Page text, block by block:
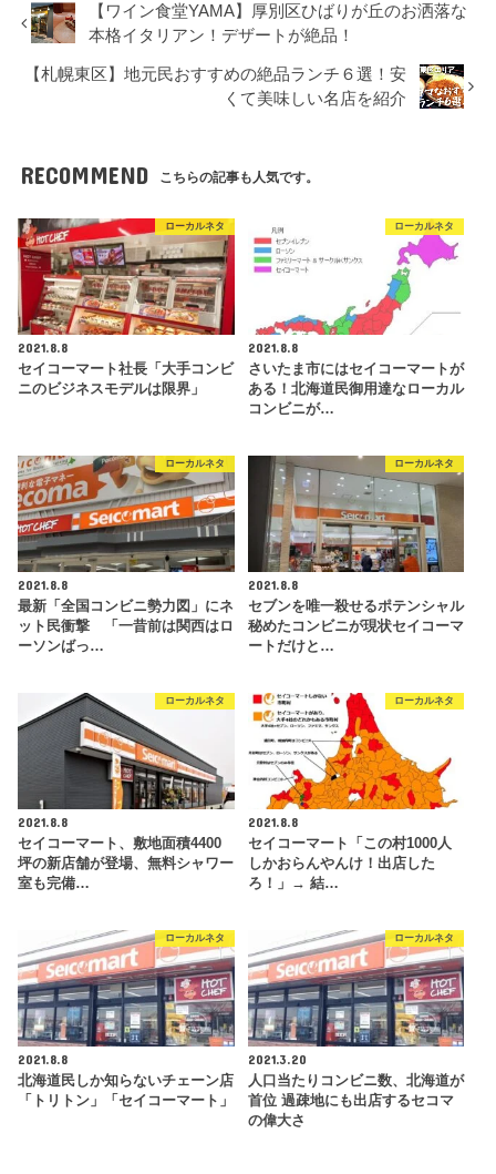
【ワイン食堂YAMA】厚別区ひばりが丘のお洒落な
本格イタリアン！デザートが絶品！
【札幌東区】地元民おすすめの絶品ランチ６選！安
くて美味しい名店を紹介
RECOMMEND こちらの記事も人気です。
ローカルネタ
2021.8.8
セイコーマート社長「大手コンビ
ニのビジネスモデルは限界」
ローカルネタ
2021.8.8
さいたま市にはセイコーマートが
ある！北海道民御用達なローカル
コンビニが…
ローカルネタ
2021.8.8
最新「全国コンビニ勢力図」にネ
ット民衝撃 「一昔前は関西はロ
ーソンばっ…
ローカルネタ
2021.8.8
セブンを唯一殺せるポテンシャル
秘めたコンビニが現状セイコーマ
ートだけと…
ローカルネタ
2021.8.8
セイコーマート、敷地面積4400
坪の新店舗が登場、無料シャワー
室も完備…
ローカルネタ
2021.8.8
セイコーマート「この村1000人
しかおらんやんけ！出店した
ろ！」→ 結…
ローカルネタ
2021.8.8
北海道民しか知らないチェーン店
「トリトン」「セイコーマート」
ローカルネタ
2021.3.20
人口当たりコンビニ数、北海道が
首位 過疎地にも出店するセコマ
の偉大さ